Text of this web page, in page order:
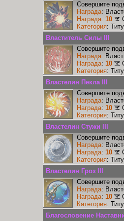
Совершите
Награда:
Награда: 10
Категория:
Властитель Силы III
Совершите
Награда:
Награда: 10
Категория:
Властелин Пекла III
Совершите
Награда:
Награда: 10
Категория:
Властелин Стужи III
Совершите
Награда:
Награда: 10
Категория:
Властелин Гроз III
Совершите
Награда:
Награда: 10
Категория:
Благословение